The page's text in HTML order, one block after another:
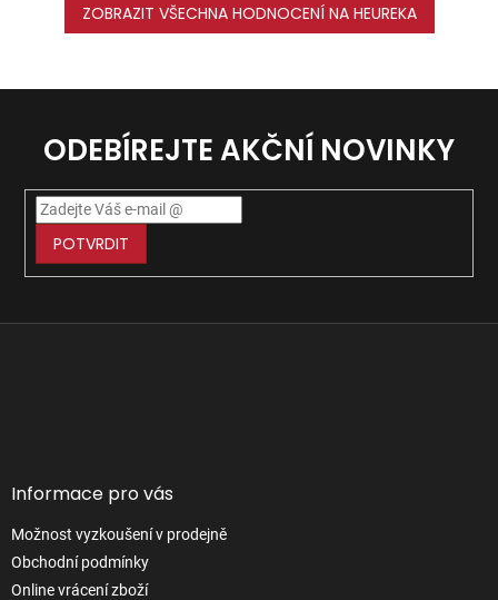
ZOBRAZIT VŠECHNA HODNOCENÍ NA HEUREKA
ODEBÍREJTE AKČNÍ NOVINKY
POTVRDIT
Z
Informace pro vás
Možnost vyzkoušení v prodejně
Obchodní podmínky
Online vrácení zboží